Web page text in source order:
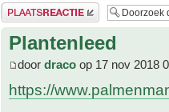
Plaats een reactie
Plantenleed
door draco op 17 nov 2018
https://